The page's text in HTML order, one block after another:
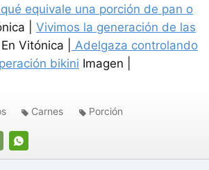
equivale una porción de pan o
| Vivimos la generación de las
En Vitónica |
Adelgaza controlando
bikini Imagen |
WHATSAPP
Carnes Porción